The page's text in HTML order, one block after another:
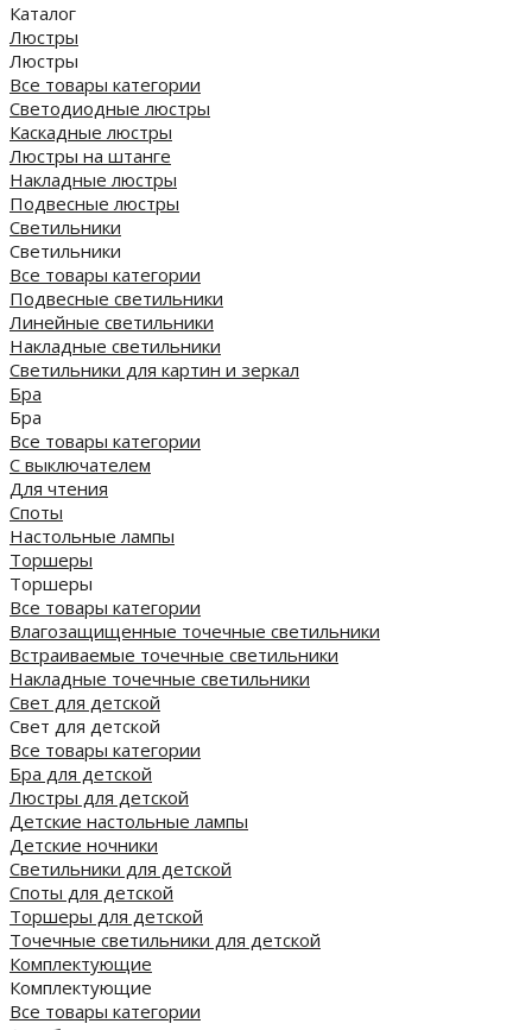
Каталог
Люстры
Люстры
Все товары категории
Светодиодные люстры
Каскадные люстры
Люстры на штанге
Накладные люстры
Подвесные люстры
Светильники
Светильники
Все товары категории
Подвесные светильники
Линейные светильники
Накладные светильники
Светильники для картин и зеркал
Бра
Бра
Все товары категории
С выключателем
Для чтения
Споты
Настольные лампы
Торшеры
Торшеры
Все товары категории
Влагозащищенные точечные светильники
Встраиваемые точечные светильники
Накладные точечные светильники
Свет для детской
Свет для детской
Все товары категории
Бра для детской
Люстры для детской
Детские настольные лампы
Детские ночники
Светильники для детской
Споты для детской
Торшеры для детской
Точечные светильники для детской
Комплектующие
Комплектующие
Все товары категории